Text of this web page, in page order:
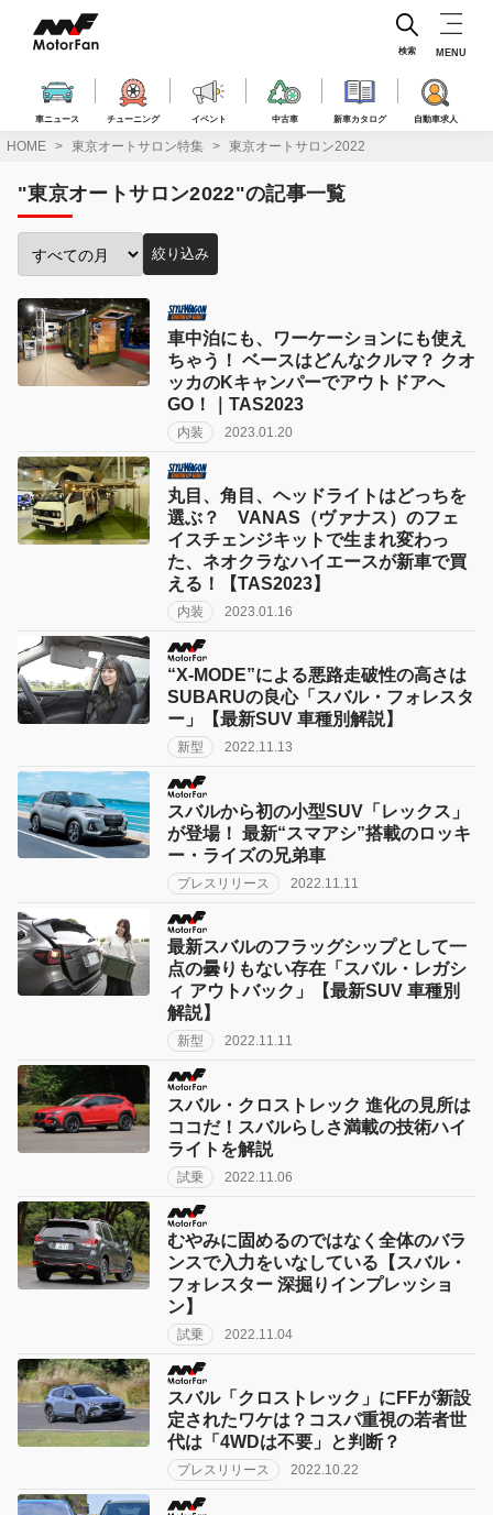
ス
車ニュース チューニング イベント 中古車 新車カタログ 自動車求人
検索 MENU
HOME 東京オートサロン特集 東京オートサロン2022
"東京オートサロン2022"の記事一覧
月
で
絞
絞り込み
車中泊にも、ワーケーションにも使え
ちゃう！ ベースはどんなクルマ？ クオ
ッカのKキャンパーでアウトドアへ
GO！｜TAS2023
内装 2023.01.20
丸目、角目、ヘッドライトはどっちを
選ぶ？ VANAS（ヴァナス）のフェ
イスチェンジキットで生まれ変わっ
た、ネオクラなハイエースが新車で買
える！【TAS2023】
内装 2023.01.16
“X-MODE”による悪路走破性の高さは
SUBARUの良心「スバル・フォレスタ
ー」【最新SUV 車種別解説】
新型 2022.11.13
スバルから初の小型SUV「レックス」
が登場！ 最新“スマアシ”搭載のロッキ
ー・ライズの兄弟車
プレスリリース 2022.11.11
最新スバルのフラッグシップとして一
点の曇りもない存在「スバル・レガシ
ィ アウトバック」【最新SUV 車種別
解説】
新型 2022.11.11
スバル・クロストレック 進化の見所は
ココだ！スバルらしさ満載の技術ハイ
ライトを解説
試乗 2022.11.06
むやみに固めるのではなく全体のバラ
ンスで入力をいなしている【スバル・
フォレスター 深掘りインプレッショ
ン】
試乗 2022.11.04
スバル「クロストレック」にFFが新設
定されたワケは？コスパ重視の若者世
代は「4WDは不要」と判断？
プレスリリース 2022.10.22